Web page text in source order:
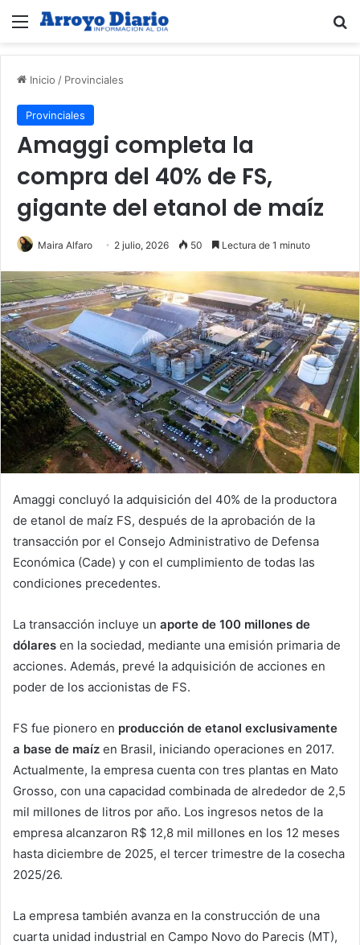
Menú
Inicio / Provinciales
Provinciales
Amaggi completa la
compra del 40% de FS,
gigante del etanol de maíz
Maira Alfaro 2 julio, 2026 50 Lectura de 1 minuto
Amaggi concluyó la adquisición del 40% de la productora
de etanol de maíz FS, después de la aprobación de la
transacción por el Consejo Administrativo de Defensa
Económica (Cade) y con el cumplimiento de todas las
condiciones precedentes.
La transacción incluye un aporte de 100 millones de
dólares en la sociedad, mediante una emisión primaria de
acciones. Además, prevé la adquisición de acciones en
poder de los accionistas de FS.
FS fue pionero en producción de etanol exclusivamente
a base de maíz en Brasil, iniciando operaciones en 2017.
Actualmente, la empresa cuenta con tres plantas en Mato
Grosso, con una capacidad combinada de alrededor de 2,5
mil millones de litros por año. Los ingresos netos de la
empresa alcanzaron R$ 12,8 mil millones en los 12 meses
hasta diciembre de 2025, el tercer trimestre de la cosecha
2025/26.
La empresa también avanza en la construcción de una
cuarta unidad industrial en Campo Novo do Parecis (MT),